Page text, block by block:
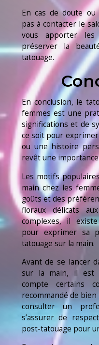
En cas de doute ou
pas à contacter le
vous apporter les
préserver la
tatouage.
En conclusion, le
femmes est une
significations et de
ce soit pour
ou une histoire
revêt une
Les motifs
main chez les
goûts et des
floraux délicats
complexes, il
pour exprimer sa
tatouage sur la main.
Avant de se lancer
sur la main, il est
compte certains
recommandé de
consulter un
s’assurer de
post-tatouage pour